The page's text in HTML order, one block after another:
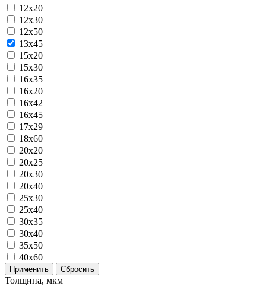
12x20
12x30
12х50
13x45
15x20
15x30
16x35
16х20
16х42
16х45
17х29
18х60
20x20
20x25
20x30
20x40
25x30
25x40
30x35
30x40
35x50
40x60
Применить Сбросить
Толщина, мкм